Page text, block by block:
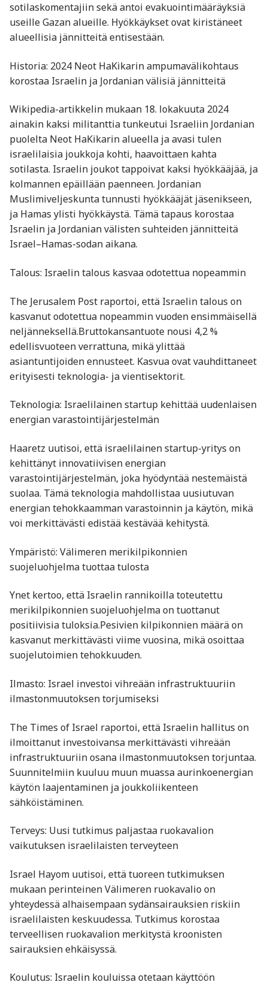
sotilaskomentajiin sekä antoi evakuointimääräyksiä
useille Gazan alueille. Hyökkäykset ovat kiristäneet
alueellisia jännitteitä entisestään. ​
Historia: 2024 Neot HaKikarin ampumavälikohtaus
korostaa Israelin ja Jordanian välisiä jännitteitä
Wikipedia-artikkelin mukaan 18. lokakuuta 2024
ainakin kaksi militanttia tunkeutui Israeliin Jordanian
puolelta Neot HaKikarin alueella ja avasi tulen
israelilaisia joukkoja kohti, haavoittaen kahta
sotilasta. Israelin joukot tappoivat kaksi hyökkääjää, ja
kolmannen epäillään paenneen. Jordanian
Muslimiveljeskunta tunnusti hyökkääjät jäsenikseen,
ja Hamas ylisti hyökkäystä. Tämä tapaus korostaa
Israelin ja Jordanian välisten suhteiden jännitteitä
Israel–Hamas-sodan aikana.
Talous: Israelin talous kasvaa odotettua nopeammin
The Jerusalem Post raportoi, että Israelin talous on
kasvanut odotettua nopeammin vuoden ensimmäisellä
neljänneksellä.Bruttokansantuote nousi 4,2 %
edellisvuoteen verrattuna, mikä ylittää
asiantuntijoiden ennusteet. Kasvua ovat vauhdittaneet
erityisesti teknologia- ja vientisektorit.​
Teknologia: Israelilainen startup kehittää uudenlaisen
energian varastointijärjestelmän
Haaretz uutisoi, että israelilainen startup-yritys on
kehittänyt innovatiivisen energian
varastointijärjestelmän, joka hyödyntää nestemäistä
suolaa. Tämä teknologia mahdollistaa uusiutuvan
energian tehokkaamman varastoinnin ja käytön, mikä
voi merkittävästi edistää kestävää kehitystä.​
Ympäristö: Välimeren merikilpikonnien
suojeluohjelma tuottaa tulosta
Ynet kertoo, että Israelin rannikoilla toteutettu
merikilpikonnien suojeluohjelma on tuottanut
positiivisia tuloksia.Pesivien kilpikonnien määrä on
kasvanut merkittävästi viime vuosina, mikä osoittaa
suojelutoimien tehokkuuden.​
Ilmasto: Israel investoi vihreään infrastruktuuriin
ilmastonmuutoksen torjumiseksi
The Times of Israel raportoi, että Israelin hallitus on
ilmoittanut investoivansa merkittävästi vihreään
infrastruktuuriin osana ilmastonmuutoksen torjuntaa.
Suunnitelmiin kuuluu muun muassa aurinkoenergian
käytön laajentaminen ja joukkoliikenteen
sähköistäminen.​
Terveys: Uusi tutkimus paljastaa ruokavalion
vaikutuksen israelilaisten terveyteen
Israel Hayom uutisoi, että tuoreen tutkimuksen
mukaan perinteinen Välimeren ruokavalio on
yhteydessä alhaisempaan sydänsairauksien riskiin
israelilaisten keskuudessa. Tutkimus korostaa
terveellisen ruokavalion merkitystä kroonisten
sairauksien ehkäisyssä.​
Koulutus: Israelin kouluissa otetaan käyttöön